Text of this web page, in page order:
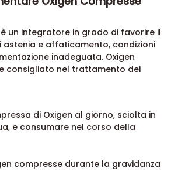
un integratore in grado di favorire il
astenia e affaticamento, condizioni
inadeguata. Oxigen
consigliato nel trattamento dei
di Oxigen al giorno, sciolta in
e consumare nel corso della
compresse durante la gravidanza